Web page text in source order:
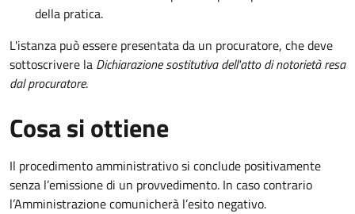
della pratica.
L'istanza può essere presentata da un procuratore, che deve
sottoscrivere la Dichiarazione sostitutiva dell'atto di notorietà resa
dal procuratore.
Cosa si ottiene
Il procedimento amministrativo si conclude positivamente
senza l’emissione di un provvedimento. In caso contrario
l’Amministrazione comunicherà l’esito negativo.